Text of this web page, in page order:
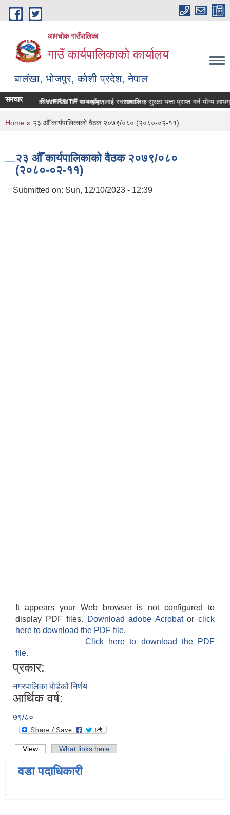
Skip to main content
आमचोक गाउँपालिका
गाउँ कार्यपालिकाको कार्यालय
बालंखा, भोजपुर, कोशी प्रदेश, नेपाल
गउँपालिकाको WEBSITE मा यहाँहरुलाई स्वागत छ ।
समचारसम्पत्ति विवरण पेश गर्ने सम्बन्धमा। सामाजिक सुरक्षा भत्ता प्राप्‍त गर्न योग्य
You are here
Home » २३ औँ कार्यपालिकाको वैठक २०७९/०८० (२०८०-०२-११)
२३ औँ कार्यपालिकाको वैठक २०७९/०८०
(२०८०-०२-११)
Submitted on: Sun, 12/10/2023 - 12:39
It appears your Web browser is not configured to
display PDF files.
Download adobe Acrobatorclick
here to download the PDF file.
Click here to download the PDF
file.
प्रकार:
नगरपालिका बोर्डको निर्णय
आर्थिक वर्ष:
७९/८०
Primary tabs
View (active tab)What links here
वडा पदाधिकारी
-